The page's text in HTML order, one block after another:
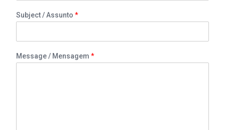
Subject / Assunto*
Message / Mensagem*